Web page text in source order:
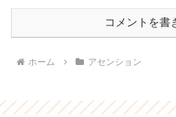
コメントを書
ホーム アセンション